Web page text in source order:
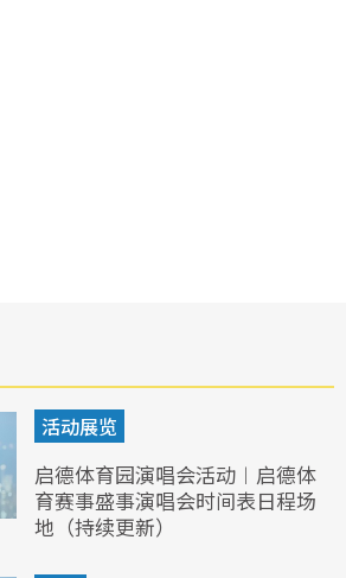
活动展览
启德体育园演唱会活动︱启德体
育赛事盛事演唱会时间表日程场
地（持续更新）